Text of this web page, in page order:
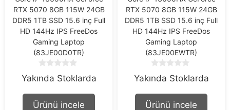
RTX 5070 8GB 115W 24GB
DDR5 1TB SSD 15.6 inç Full
HD 144Hz IPS FreeDos
Gaming Laptop
(83JE00D0TR)
o
o
Yakında Stoklarda
Ürünü incele
RTX 5070 8GB 115W 24GB
DDR5 1TB SSD 15.6 inç Full
HD 144Hz IPS FreeDos
Gaming Laptop
(83JE00EWTR)
o
o
Yakında Stoklarda
Ürünü incele